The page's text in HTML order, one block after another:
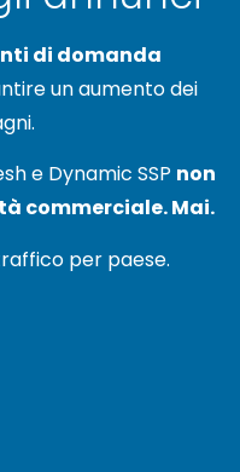
di domanda
un aumento dei
e Dynamic SSP non
commerciale. Mai.
per paese.